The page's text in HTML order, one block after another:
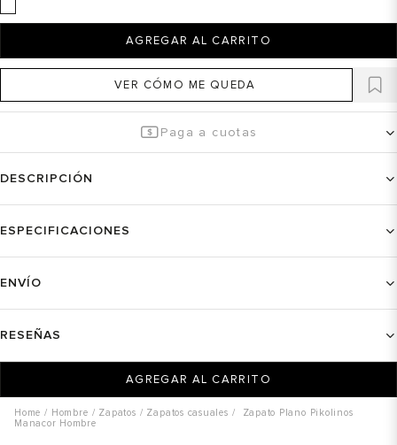
AGREGAR AL CARRITO
VER CÓMO ME QUEDA
Paga a cuotas
DESCRIPCIÓN
ESPECIFICACIONES
ENVÍO
RESEÑAS
AGREGAR AL CARRITO
Hombre Zapatos Zapatos casuales
Zapato Plano Pikolinos
Manacor Hombre